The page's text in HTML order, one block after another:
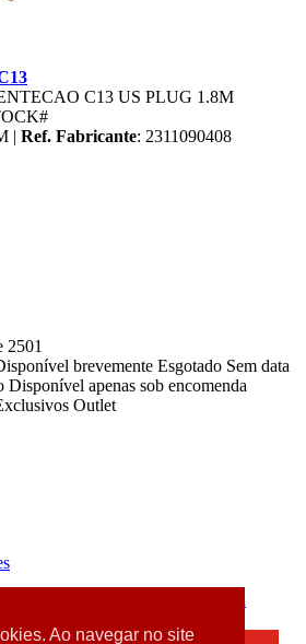
Ao navegar no site
C13 US PLUG 1.8M
| Ref. Fabricante: 2311090408
2501
brevemente Esgotado Sem data
Disponível apenas sob encomenda
Outlet